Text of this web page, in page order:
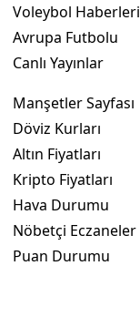
Voleybol Haberleri
Avrupa Futbolu
Canlı Yayınlar
Manşetler Sayfası
Döviz Kurları
Altın Fiyatları
Kripto Fiyatları
Hava Durumu
Nöbetçi Eczaneler
Puan Durumu